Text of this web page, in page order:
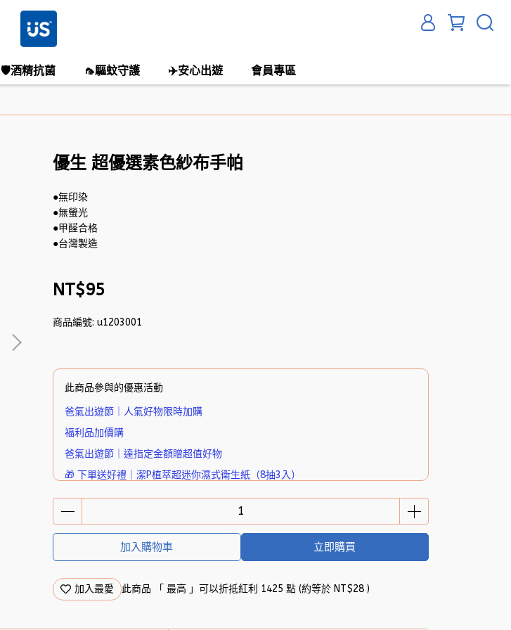
🛡️酒精抗菌 🦟驅蚊守護 ✈️安心出遊 會員專區
優生 超優選素色紗布手帕
●無印染
●無螢光
●甲醛合格
●台灣製造
NT$95
商品編號: u1203001
此商品參與的優惠活動
爸氣出遊節｜人氣好物限時加購
福利品加價購
爸氣出遊節｜達指定金額贈超值好物
🎁 下單送好禮｜潔P植萃超迷你濕式衛生紙（8抽3入）
加入購物車 立即購買
加入最愛 此商品 「 最高 」可以折抵紅利 1425 點 (約等於 NT$28 )